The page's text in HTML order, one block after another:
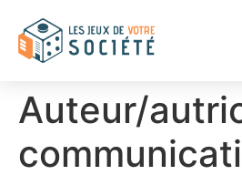
Auteur/